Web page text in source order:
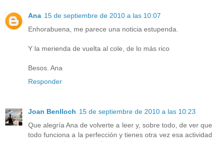
Ana 15 de septiembre de 2010 a las 10:07
Enhorabuena, me parece una noticia estupenda.
Y la merienda de vuelta al cole, de lo más rico
Besos. Ana
Responder
Joan Benlloch 15 de septiembre de 2010 a las 10:23
Que alegría Ana de volverte a leer y, sobre todo, de ver que
todo funciona a la perfección y tienes otra vez esa actividad